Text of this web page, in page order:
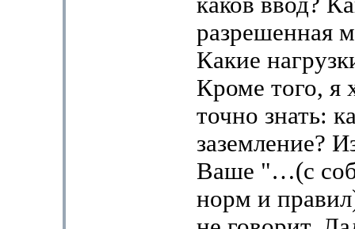
разрешенная
Какие
Кроме того, я
точно знать:
заземление?
Ваше "…(с
норм и